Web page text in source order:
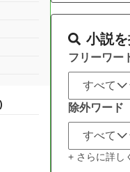
小説
フリーワー
除外ワード
+ さらに詳し